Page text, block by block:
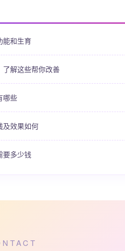
能和生育
了解这些帮你改善
哪些
及效果如何
要多少钱